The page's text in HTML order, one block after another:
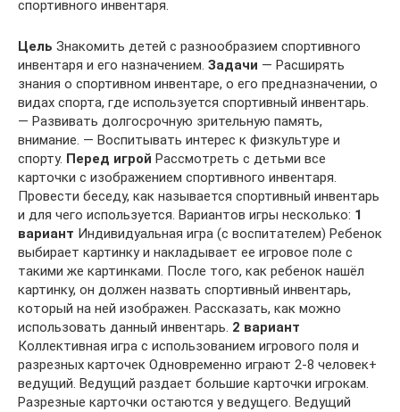
спортивного инвентаря.
Цель Знакомить детей с разнообразием спортивного
инвентаря и его назначением. Задачи — Расширять
знания о спортивном инвентаре, о его предназначении, о
видах спорта, где используется спортивный инвентарь.
— Развивать долгосрочную зрительную память,
внимание. — Воспитывать интерес к физкультуре и
спорту. Перед игрой Рассмотреть с детьми все
карточки с изображением спортивного инвентаря.
Провести беседу, как называется спортивный инвентарь
и для чего используется. Вариантов игры несколько: 1
вариант Индивидуальная игра (с воспитателем) Ребенок
выбирает картинку и накладывает ее игровое поле с
такими же картинками. После того, как ребенок нашёл
картинку, он должен назвать спортивный инвентарь,
который на ней изображен. Рассказать, как можно
использовать данный инвентарь. 2 вариант
Коллективная игра с использованием игрового поля и
разрезных карточек Одновременно играют 2-8 человек+
ведущий. Ведущий раздает большие карточки игрокам.
Разрезные карточки остаются у ведущего. Ведущий